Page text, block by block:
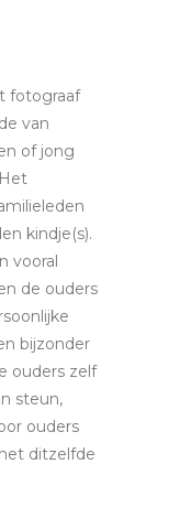
fotograaf
van
of jong
kindje(s).
vooral
de ouders
bijzonder
ouders zelf
steun,
ouders
ditzelfde